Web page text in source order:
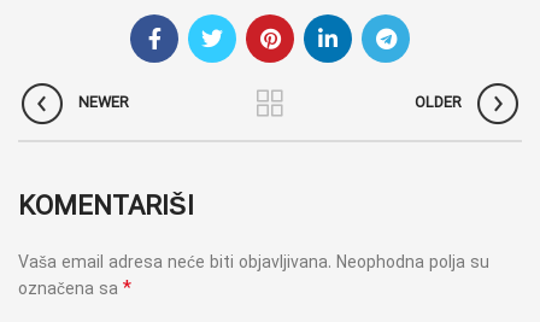
NEWER OLDER
KOMENTARIŠI
Vaša email adresa neće biti objavljivana. Neophodna polja su
označena sa *